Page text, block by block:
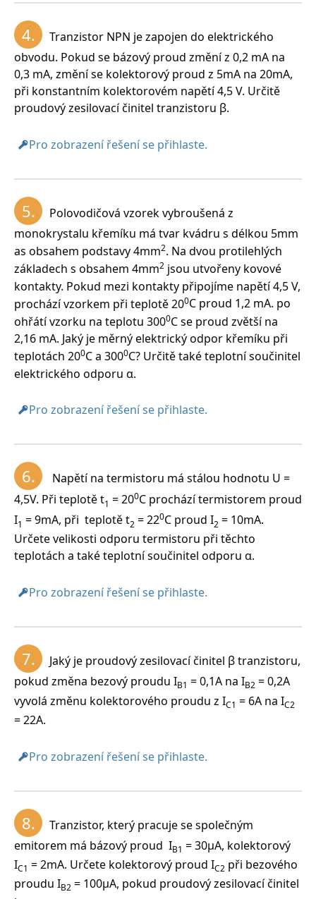
Rozbor:
U = 3V, I = 15.10
A
Podle tabulky termistor má odpor 200Ώ, pokud je
zahřátý na teplotu 300 0C.
4.
Tranzistor NPN je zapojen do elektrického
obvodu. Pokud se bázový proud změní z 0,2 mA na
0,3 mA, změní se kolektorový proud z 5mA na 20mA,
při konstantním kolektorovém napětí 4,5 V. Určitě
proudový zesilovací činitel tranzistoru β.
Pro zobrazení řešení se přihlaste.
5.
Polovodičová vzorek vybroušená z
monokrystalu křemíku má tvar kvádru s délkou 5mm
as obsahem podstavy 4mm2. Na dvou protilehlých
základech s obsahem 4mm2 jsou utvořeny kovové
kontakty. Pokud mezi kontakty připojíme napětí 4,5 V,
prochází vzorkem při teplotě 200C proud 1,2 mA. po
ohřátí vzorku na teplotu 3000C se proud zvětší na
2,16 mA. Jaký je měrný elektrický odpor křemíku při
teplotách 200C a 3000C? Určitě také teplotní součinitel
elektrického odporu α.
Pro zobrazení řešení se přihlaste.
6.
Napětí na termistoru má stálou hodnotu U =
4,5V. Při teplotě t1 = 200C prochází termistorem proud
I1 = 9mA, při teplotě t2 = 220C proud I2 = 10mA.
Určete velikosti odporu termistoru při těchto
teplotách a také teplotní součinitel odporu α.
Pro zobrazení řešení se přihlaste.
7.
Jaký je proudový zesilovací činitel β tranzistoru,
pokud změna bezový proudu IB1 = 0,1A na IB2 = 0,2A
vyvolá změnu kolektorového proudu z IC1 = 6A na IC2
= 22A.
Pro zobrazení řešení se přihlaste.
8.
Tranzistor, který pracuje se společným
emitorem má bázový proud IB1 = 30μA, kolektorový
IC1 = 2mA. Určete kolektorový proud IC2 při bezového
proudu IB2 = 100μA, pokud proudový zesilovací činitel